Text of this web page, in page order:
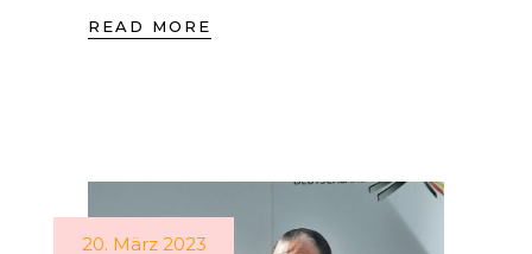
READ MORE
20. März 2023